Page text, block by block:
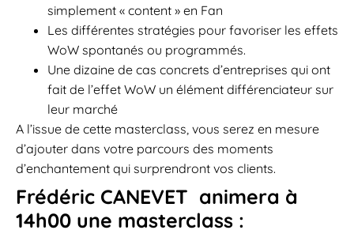
simplement « content » en Fan
Les différentes stratégies pour favoriser les effets
WoW spontanés ou programmés.
Une dizaine de cas concrets d’entreprises qui ont
fait de l’effet WoW un élément différenciateur sur
leur marché
A l’issue de cette masterclass, vous serez en mesure
d’ajouter dans votre parcours des moments
d’enchantement qui surprendront vos clients.
Frédéric CANEVET animera à
14h00 une masterclass :